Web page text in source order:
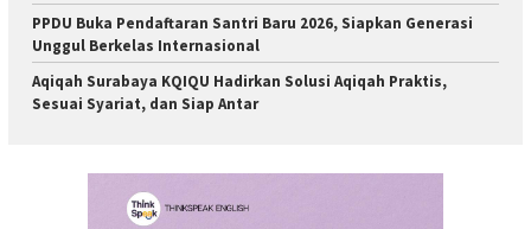
PPDU Buka Pendaftaran Santri Baru 2026, Siapkan Generasi
Unggul Berkelas Internasional
Aqiqah Surabaya KQIQU Hadirkan Solusi Aqiqah Praktis,
Sesuai Syariat, dan Siap Antar